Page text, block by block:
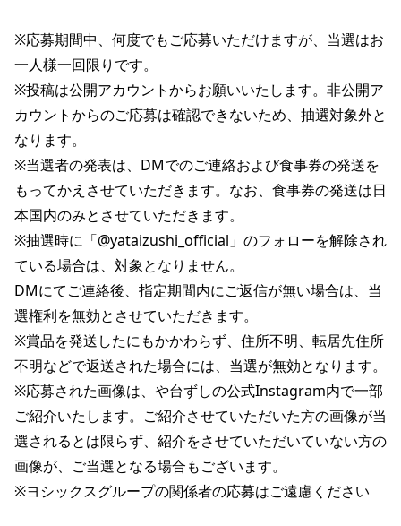
※応募期間中、何度でもご応募いただけますが、当選はお
一人様一回限りです。
※投稿は公開アカウントからお願いいたします。非公開ア
カウントからのご応募は確認できないため、抽選対象外と
なります。
※当選者の発表は、DMでのご連絡および食事券の発送を
もってかえさせていただきます。なお、食事券の発送は日
本国内のみとさせていただきます。
※抽選時に「@yataizushi_official」のフォローを解除され
ている場合は、対象となりません。
DMにてご連絡後、指定期間内にご返信が無い場合は、当
選権利を無効とさせていただきます。
※賞品を発送したにもかかわらず、住所不明、転居先住所
不明などで返送された場合には、当選が無効となります。
※応募された画像は、や台ずしの公式Instagram内で一部
ご紹介いたします。ご紹介させていただいた方の画像が当
選されるとは限らず、紹介をさせていただいていない方の
画像が、ご当選となる場合もございます。
※ヨシックスグループの関係者の応募はご遠慮ください